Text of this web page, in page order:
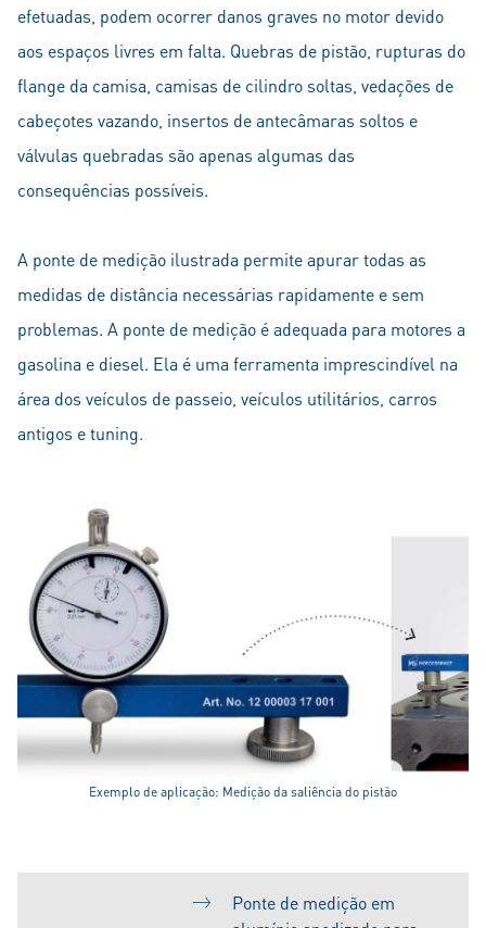
efetuadas, podem ocorrer danos graves no motor devido
aos espaços livres em falta. Quebras de pistão, rupturas do
flange da camisa, camisas de cilindro soltas, vedações de
cabeçotes vazando, insertos de antecâmaras soltos e
válvulas quebradas são apenas algumas das
consequências possíveis.
A ponte de medição ilustrada permite apurar todas as
medidas de distância necessárias rapidamente e sem
problemas. A ponte de medição é adequada para motores a
gasolina e diesel. Ela é uma ferramenta imprescindível na
área dos veículos de passeio, veículos utilitários, carros
antigos e tuning.
Exemplo de aplicação: Medição da saliência do pistão
Ponte de medição em